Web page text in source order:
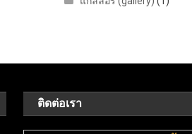
ติดต่อเรา